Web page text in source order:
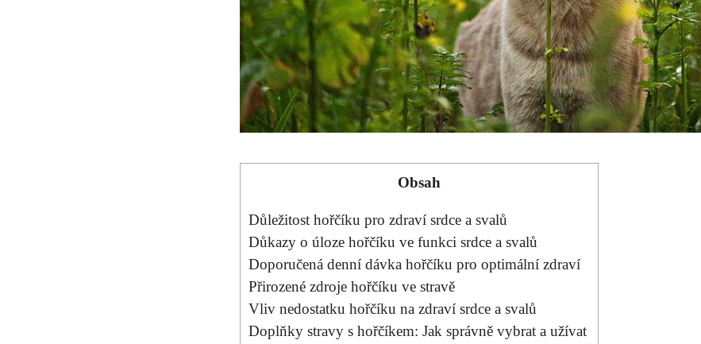
Obsah
Důležitost hořčíku pro zdraví srdce a svalů
Důkazy o úloze hořčíku ve funkci srdce a ​svalů
Doporučená denní dávka hořčíku pro optimální zdraví
Přirozené zdroje hořčíku ve stravě
Vliv nedostatku hořčíku na​ zdraví srdce a svalů
Doplňky stravy‌ s hořčíkem: Jak správně vybrat​ a užívat